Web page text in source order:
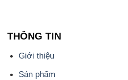
THÔNG TIN
Giới thiệu
Sản phẩm